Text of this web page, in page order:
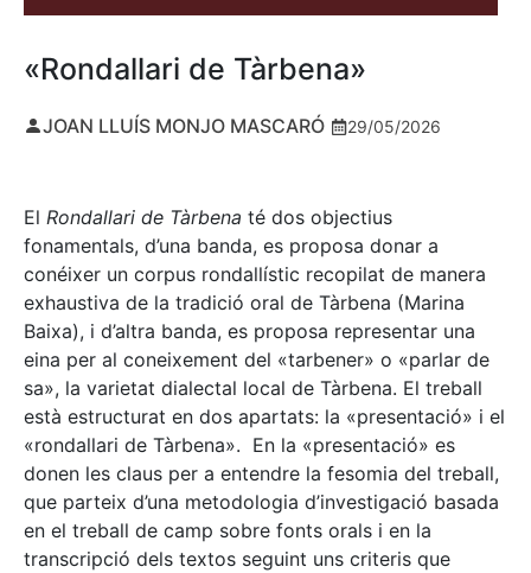
«Rondallari de Tàrbena»
JOAN LLUÍS MONJO MASCARÓ 29/05/2026
El Rondallari de Tàrbena té dos objectius
fonamentals, d’una banda, es proposa donar a
conéixer un corpus rondallístic recopilat de manera
exhaustiva de la tradició oral de Tàrbena (Marina
Baixa), i d’altra banda, es proposa representar una
eina per al coneixement del «tarbener» o «parlar de
sa», la varietat dialectal local de Tàrbena. El treball
està estructurat en dos apartats: la «presentació» i el
«rondallari de Tàrbena». En la «presentació» es
donen les claus per a entendre la fesomia del treball,
que parteix d’una metodologia d’investigació basada
en el treball de camp sobre fonts orals i en la
transcripció dels textos seguint uns criteris que